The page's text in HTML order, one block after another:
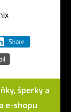
šperky a
e-shopu